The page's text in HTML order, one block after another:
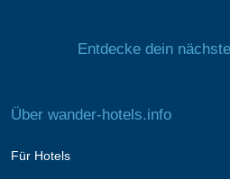
Entdecke dein
Über wander-hotels.info
Für Hotels